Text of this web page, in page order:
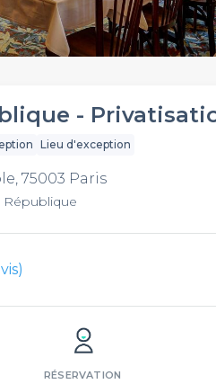
-
Lieu d'exception
75003 Paris
République
RÉSERVATION